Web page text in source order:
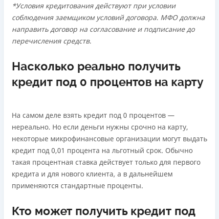
Лицензия переоформлена 18.03.2024 г.
Вся информация о кредите
*Условия кредитования действуют при условии
соблюдения заемщиком условий договора. МФО должна
направить договор на согласование и подписание до
перечисления средств.
Насколько реально получить
кредит под 0 процентов на карту
На самом деле взять кредит под 0 процентов —
нереально. Но если деньги нужны срочно на карту,
некоторые микрофинансовые организации могут выдать
кредит под 0,01 процента на льготный срок. Обычно
такая процентная ставка действует только для первого
кредита и для нового клиента, а в дальнейшем
применяются стандартные проценты.
Кто может получить кредит под